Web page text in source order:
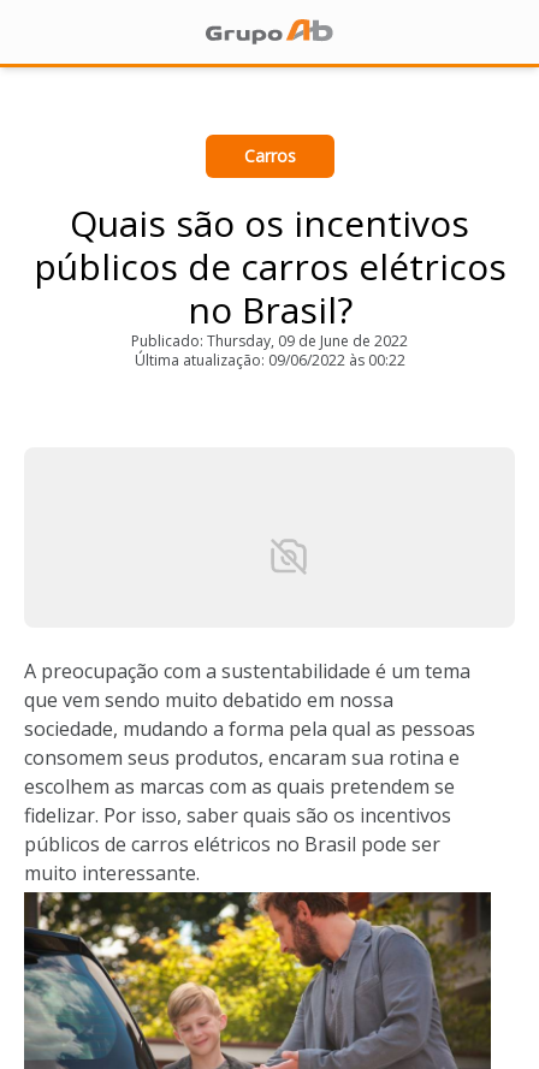
Carros
Quais são os incentivos
públicos de carros elétricos
no Brasil?
Publicado: Thursday, 09 de June de 2022
Última atualização: 09/06/2022 às 00:22
A preocupação com a sustentabilidade é um tema
que vem sendo muito debatido em nossa
sociedade, mudando a forma pela qual as pessoas
consomem seus produtos, encaram sua rotina e
escolhem as marcas com as quais pretendem se
fidelizar. Por isso, saber quais são os incentivos
públicos de carros elétricos no Brasil pode ser
muito interessante.